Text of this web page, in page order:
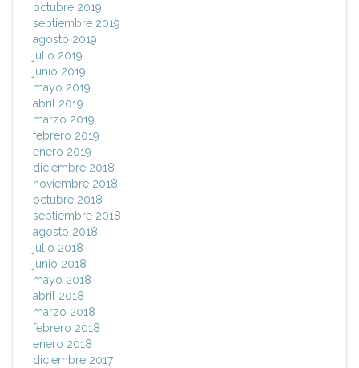
octubre 2019
septiembre 2019
agosto 2019
julio 2019
junio 2019
mayo 2019
abril 2019
marzo 2019
febrero 2019
enero 2019
diciembre 2018
noviembre 2018
octubre 2018
septiembre 2018
agosto 2018
julio 2018
junio 2018
mayo 2018
abril 2018
marzo 2018
febrero 2018
enero 2018
diciembre 2017